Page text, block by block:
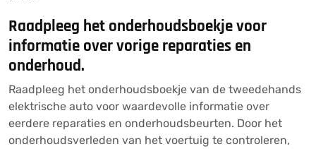
Raadpleeg het onderhoudsboekje voor
informatie over vorige reparaties en
onderhoud.
Raadpleeg het onderhoudsboekje van de tweedehands
elektrische auto voor waardevolle informatie over
eerdere reparaties en onderhoudsbeurten. Door het
onderhoudsverleden van het voertuig te controleren,